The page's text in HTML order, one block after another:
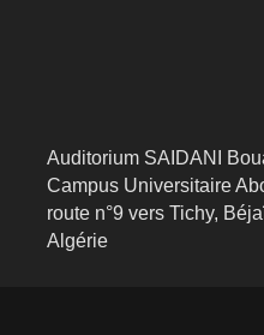
Auditorium SAIDANI
Campus Universitaire
route n°9 vers Tichy,
Algérie